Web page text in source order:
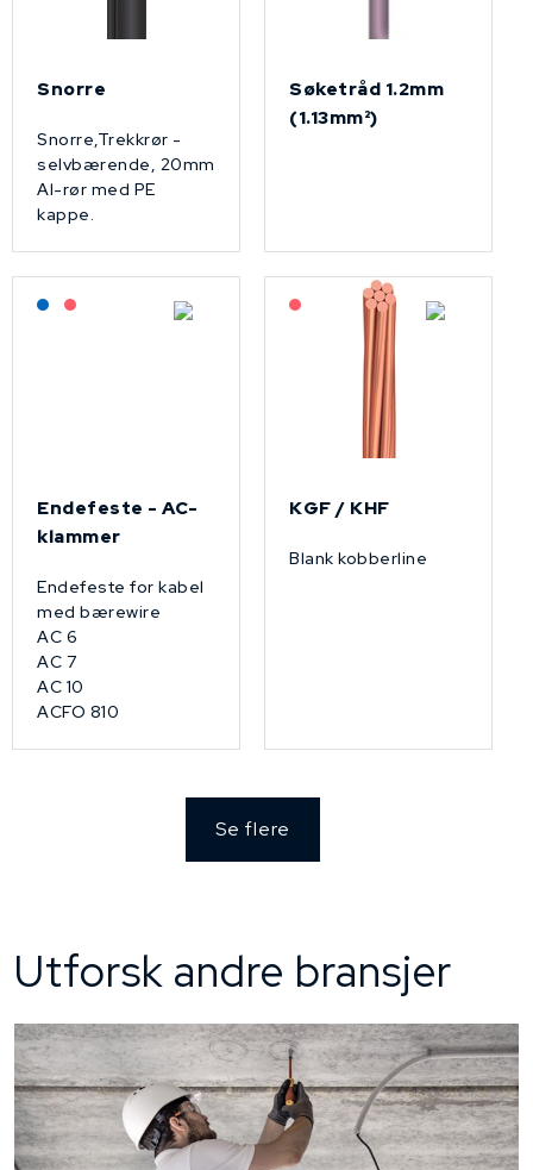
Snorre
Snorre,Trekkrør -
selvbærende, 20mm
Al-rør med PE
kappe.
Søketråd 1.2mm
(1.13mm²)
Lagerført: NEK Kabel
På forespørsel
Endefeste - AC-
klammer
Endefeste for kabel
med bærewire
AC 6
AC 7
AC 10
ACFO 810
På forespørsel
KGF / KHF
Blank kobberline
Se flere
Utforsk andre bransjer